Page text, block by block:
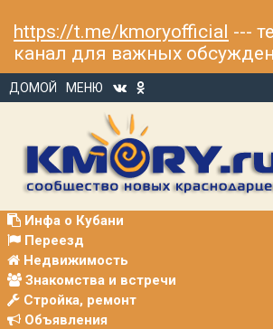
https://t.me/kmoryofficial ---
канал для важных
ДОМОЙ
МЕНЮ
Инфа о Кубани
Переезд
Недвижимость
Знакомства и встречи
Стройка, ремонт
Объявления